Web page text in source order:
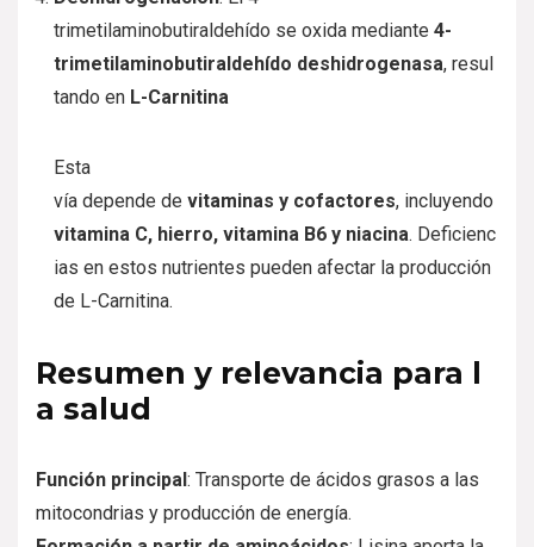
trimetilaminobutiraldehído se oxida mediante 4-
trimetilaminobutiraldehído deshidrogenasa, resul
tando en L-Carnitina
Esta
vía depende de vitaminas y cofactores, incluyendo
vitamina C, hierro, vitamina B6 y niacina. Deficienc
ias en estos nutrientes pueden afectar la producción
de L-Carnitina.
Resumen y relevancia para l
a salud
Función principal: Transporte de ácidos grasos a las
mitocondrias y producción de energía.